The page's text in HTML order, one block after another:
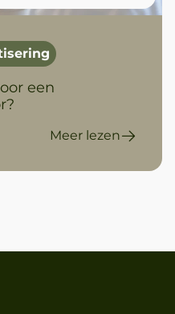
een
Meer lezen